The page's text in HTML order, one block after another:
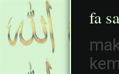
fa